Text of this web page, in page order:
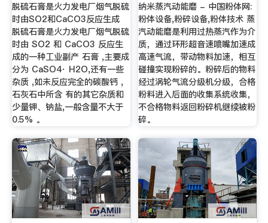
脱硫石膏是火力发电厂烟气脱硫
时由SO2和CaCO3反应生成
脱硫石膏是火力发电厂烟气脱硫
时由 SO2 和 CaCO3 反应生
成的一种工业副产 石膏 ,主要成
分为 CaSO4· H2O,还有一些
杂质 ,如未反应完全的碳酸钙 ,
石灰石中所含 有的其它杂质和
少量钾、钠盐,一般含量不大于
0.5% 。
纳米蒸汽动能磨 - 中国粉体网:
粉体设备,粉碎设备,粉体技术 蒸
汽动能磨是利用过热蒸汽作为介
质，通过环形超音速喷嘴加速成
高速气流，带动物料加速，相互
碰撞实现粉碎的。粉碎后的物料
经过涡轮气流分级机分级，合格
粉料进入后面的收集系统收集，
不合格物料返回粉碎机继续被粉
碎。